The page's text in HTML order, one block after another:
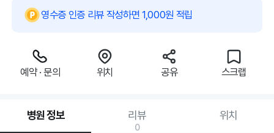
영수증 인증 리뷰 작성하면 1,000원 적립
예약 · 문의 위치 공유 스크랩
병원 정보 리뷰
0
위치